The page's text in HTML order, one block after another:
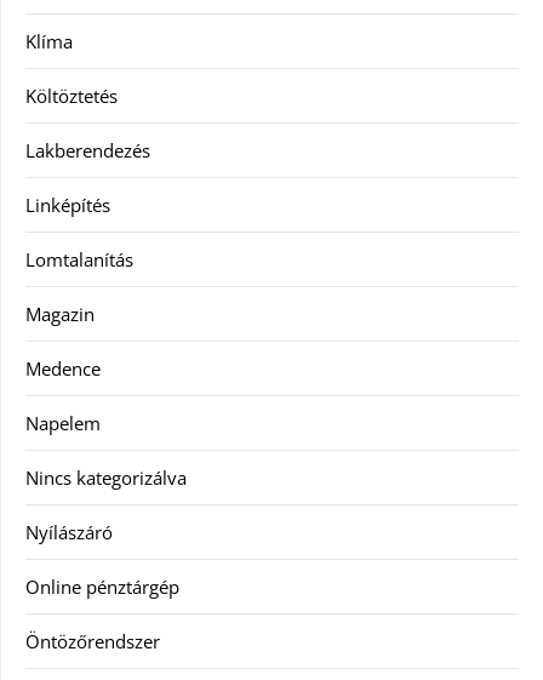
Klíma
Költöztetés
Lakberendezés
Linképítés
Lomtalanítás
Magazin
Medence
Napelem
Nincs kategorizálva
Nyílászáró
Online pénztárgép
Öntözőrendszer